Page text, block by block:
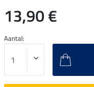
13,90 €
Aantal: